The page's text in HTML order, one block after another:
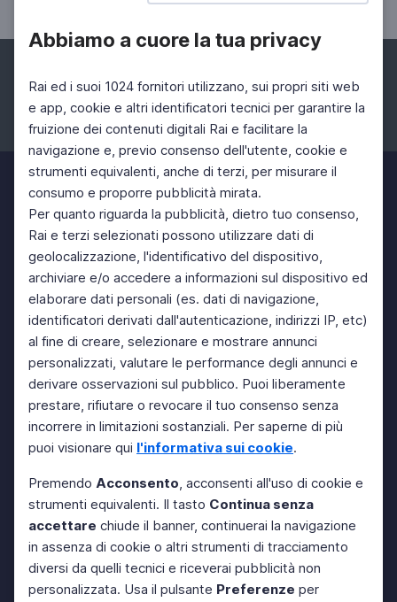
Abbiamo a cuore la tua privacy
Rai ed i suoi 1024 fornitori utilizzano, sui propri siti web
e app, cookie e altri identificatori tecnici per garantire la
fruizione dei contenuti digitali Rai e facilitare la
navigazione e, previo consenso dell'utente, cookie e
strumenti equivalenti, anche di terzi, per misurare il
consumo e proporre pubblicità mirata.
Per quanto riguarda la pubblicità, dietro tuo consenso,
Rai e terzi selezionati possono utilizzare dati di
geolocalizzazione, l'identificativo del dispositivo,
archiviare e/o accedere a informazioni sul dispositivo ed
elaborare dati personali (es. dati di navigazione,
identificatori derivati dall'autenticazione, indirizzi IP, etc)
al fine di creare, selezionare e mostrare annunci
personalizzati, valutare le performance degli annunci e
derivare osservazioni sul pubblico. Puoi liberamente
prestare, rifiutare o revocare il tuo consenso senza
incorrere in limitazioni sostanziali. Per saperne di più
puoi visionare qui l'informativa sui cookie.
Premendo Acconsento, acconsenti all'uso di cookie e
strumenti equivalenti. Il tasto Continua senza
accettare chiude il banner, continuerai la navigazione
in assenza di cookie o altri strumenti di tracciamento
diversi da quelli tecnici e riceverai pubblicità non
personalizzata. Usa il pulsante Preferenze per
Facebook Instagram Twitter